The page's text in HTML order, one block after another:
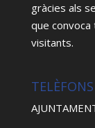
gràcies als
que
visitants.
TELÈFONS